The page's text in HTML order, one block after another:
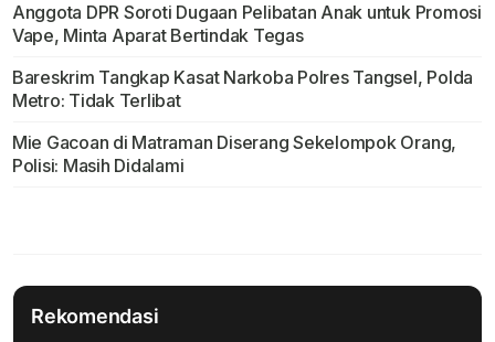
Anggota DPR Soroti Dugaan Pelibatan Anak untuk Promosi
Vape, Minta Aparat Bertindak Tegas
Bareskrim Tangkap Kasat Narkoba Polres Tangsel, Polda
Metro: Tidak Terlibat
Mie Gacoan di Matraman Diserang Sekelompok Orang,
Polisi: Masih Didalami
Rekomendasi